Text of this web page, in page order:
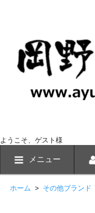
ようこそ、ゲスト様
メニュー
ホーム > その他ブランド